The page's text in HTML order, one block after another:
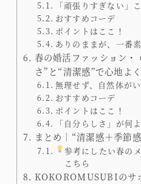
「頑張りすぎない」
おすすめコーデ
ポイントはここ！
ありのままが、一番
春の婚活ファッション・
さ”と“清潔感”で心地よく
無理せず、自然体が
おすすめコーデ
ポイントはここ！
「自分らしさ」が何
まとめ｜“清潔感＋季節
参考にしたい春の
こちら
KOKOROMUSUBIのサ